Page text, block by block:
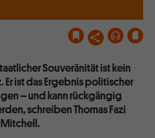
Souveränität ist kein
Er ist das Ergebnis politischer
– und kann rückgängig
schreiben Thomas Fazi